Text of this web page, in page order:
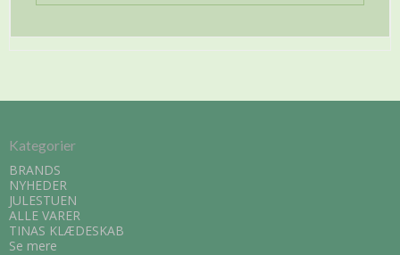
Kategorier
BRANDS
NYHEDER
JULESTUEN
ALLE VARER
TINAS KLÆDESKAB
Se mere